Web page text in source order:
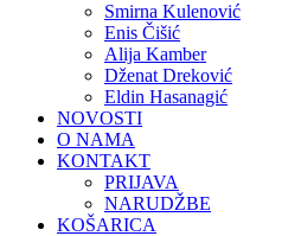
Smirna Kulenović
Enis Čišić
Alija Kamber
Dženat Dreković
Eldin Hasanagić
NOVOSTI
O NAMA
KONTAKT
PRIJAVA
NARUDŽBE
KOŠARICA